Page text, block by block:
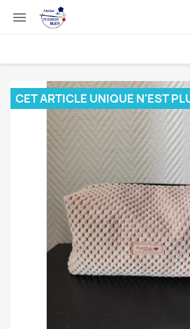

CET ARTICLE UNIQUE N'EST